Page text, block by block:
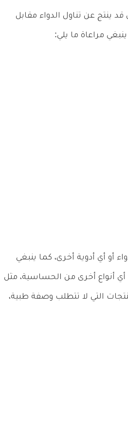
قد ينتج عن تناول الدواء مقابل
مراعاة ما يلي:
أو أي أدوية أخرى، كما ينبغي
أنواع أخرى من الحساسية، مثل
التي لا تتطلب وصفة طبية،